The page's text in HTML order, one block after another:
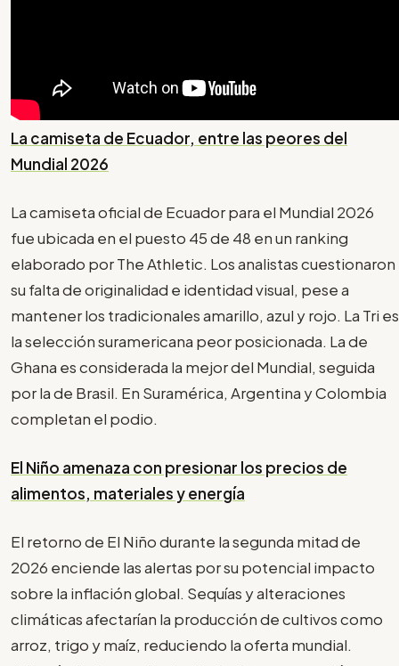
La camiseta de Ecuador, entre las peores del
Mundial 2026
La camiseta oficial de Ecuador para el Mundial 2026
fue ubicada en el puesto 45 de 48 en un ranking
elaborado por The Athletic. Los analistas cuestionaron
su falta de originalidad e identidad visual, pese a
mantener los tradicionales amarillo, azul y rojo. La Tri es
la selección suramericana peor posicionada. La de
Ghana es considerada la mejor del Mundial, seguida
por la de Brasil. En Suramérica, Argentina y Colombia
completan el podio.
El Niño amenaza con presionar los precios de
alimentos, materiales y energía
El retorno de El Niño durante la segunda mitad de
2026 enciende las alertas por su potencial impacto
sobre la inflación global. Sequías y alteraciones
climáticas afectarían la producción de cultivos como
arroz, trigo y maíz, reduciendo la oferta mundial.